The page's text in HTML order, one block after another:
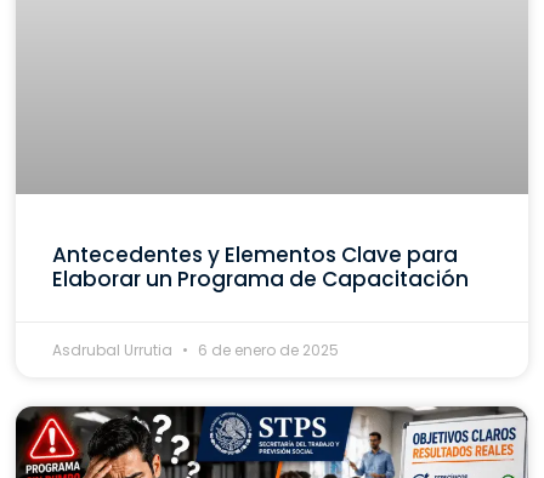
Antecedentes y Elementos Clave para
Elaborar un Programa de Capacitación
Asdrubal Urrutia 6 de enero de 2025